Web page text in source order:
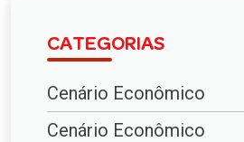
CATEGORIAS
Cenário Econômico
Cenário Econômico